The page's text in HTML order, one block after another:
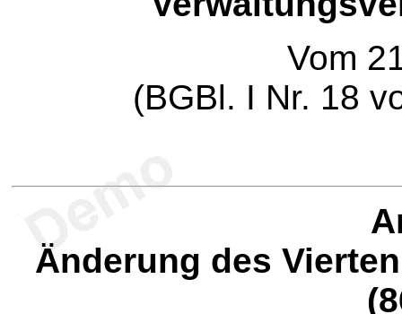
Vom
(BGBl. I Nr. 18
Änderung des